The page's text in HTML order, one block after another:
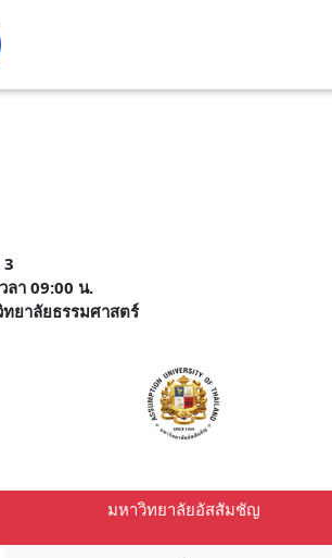
ลา 09:00 น.
ยาลัยธรรมศาสตร์
มหาวิทยาลัยอัสสัมชัญ